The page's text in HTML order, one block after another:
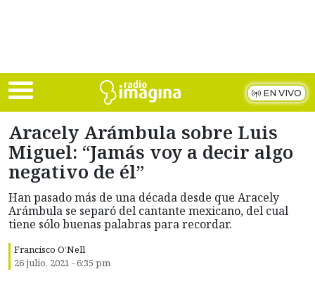
EN VIVO
Aracely Arámbula sobre Luis
Miguel: “Jamás voy a decir algo
negativo de él”
Han pasado más de una década desde que Aracely
Arámbula se separó del cantante mexicano, del cual
tiene sólo buenas palabras para recordar.
Francisco O’Nell
26 julio, 2021 - 6:35 pm